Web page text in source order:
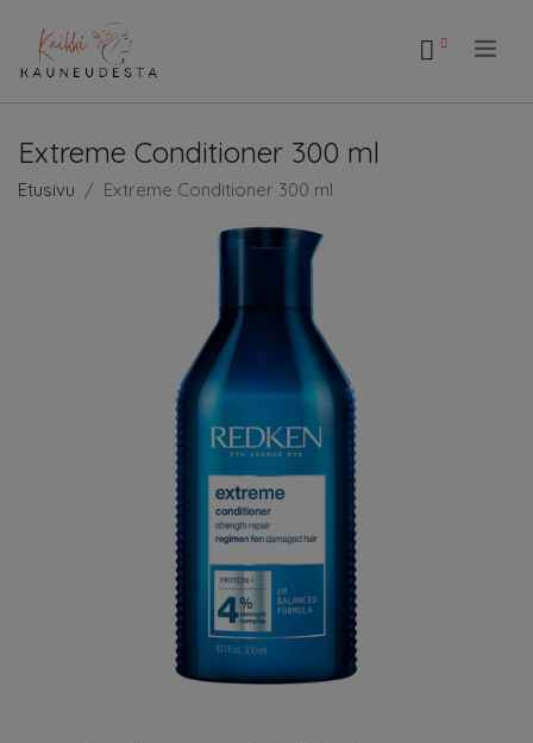
Extreme Conditioner 300 ml
Etusivu Extreme Conditioner 300 ml